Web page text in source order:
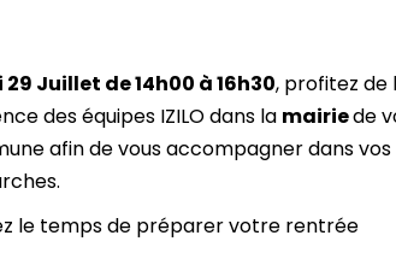
29 Juillet de 14h00 à 16h30, profitez de
des équipes IZILO dans la mairiede
afin de vous accompagner dans vos
le temps de préparer votre rentrée